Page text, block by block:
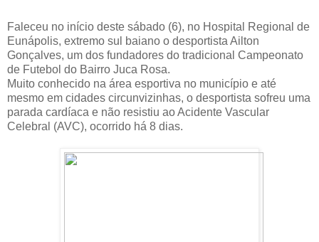
Faleceu no início deste sábado (6), no Hospital Regional de
Eunápolis, extremo sul baiano o desportista Ailton
Gonçalves, um dos fundadores do tradicional Campeonato
de Futebol do Bairro Juca Rosa.
Muito conhecido na área esportiva no município e até
mesmo em cidades circunvizinhas, o desportista sofreu uma
parada cardíaca e não resistiu ao Acidente Vascular
Celebral (AVC), ocorrido há 8 dias.